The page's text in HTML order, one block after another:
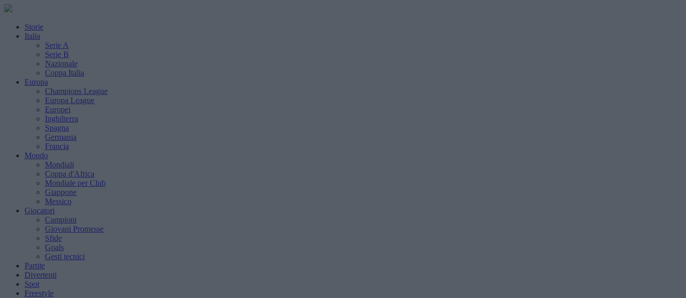
Storie
Italia
Serie A
Serie B
Nazionale
Coppa Italia
Europa
Champions League
Europa League
Europei
Inghilterra
Spagna
Germania
Francia
Mondo
Mondiali
Coppa d'Africa
Mondiale per Club
Giappone
Messico
Giocatori
Campioni
Giovani Promesse
Sfide
Goals
Gesti tecnici
Partite
Divertenti
Spot
Freestyle